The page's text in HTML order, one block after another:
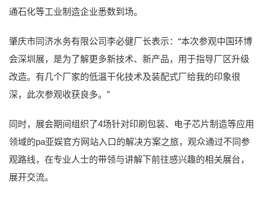
通石化等工业制造企业悉数到场。
肇庆市同济水务有限公司李必健厂长表示：“本次参观中国环博
会深圳展，是为了解更多新技术、新产品，用于指导厂区升级
改造。有几个厂家的低温干化技术及装配式厂给我的印象很
深，此次参观收获良多。”
同时，展会期间组织了4场针对印刷包装、电子芯片制造等应用
领域的pa亚娱官方网站入口的解决方案之旅，观众通过不同参
观路线，在专业人士的带领与讲解下前往感兴趣的相关展台，
展开交流。